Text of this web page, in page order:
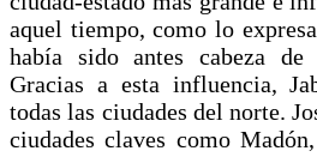
aquel tiempo, como lo
había sido antes cabeza de
Gracias a esta influencia,
todas las ciudades del norte.
ciudades claves como